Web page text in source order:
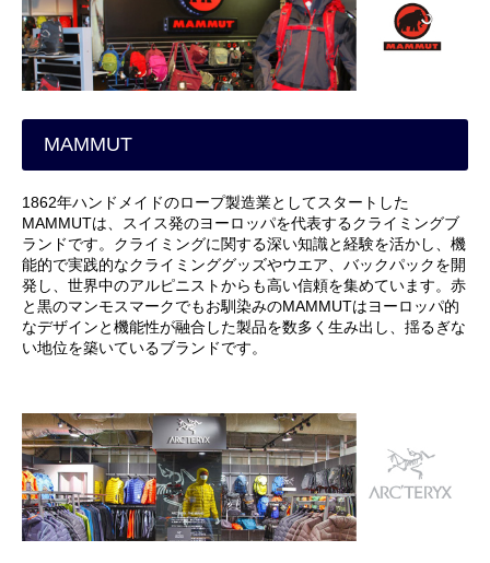
MAMMUT
1862年ハンドメイドのロープ製造業としてスタートした
MAMMUTは、スイス発のヨーロッパを代表するクライミングブ
ランドです。クライミングに関する深い知識と経験を活かし、機
能的で実践的なクライミンググッズやウエア、バックパックを開
発し、世界中のアルピニストからも高い信頼を集めています。赤
と黒のマンモスマークでもお馴染みのMAMMUTはヨーロッパ的
なデザインと機能性が融合した製品を数多く生み出し、揺るぎな
い地位を築いているブランドです。